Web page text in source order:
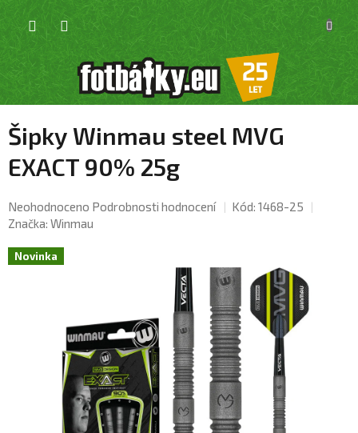
Přejít
obsah
KOŠÍK
Šipky Winmau steel MVG
EXACT 90% 25g
Průměrné
hodnocení
je
Neohodnoceno Podrobnosti hodnocení Kód: 1468-25
Značka: Winmau
Novinka